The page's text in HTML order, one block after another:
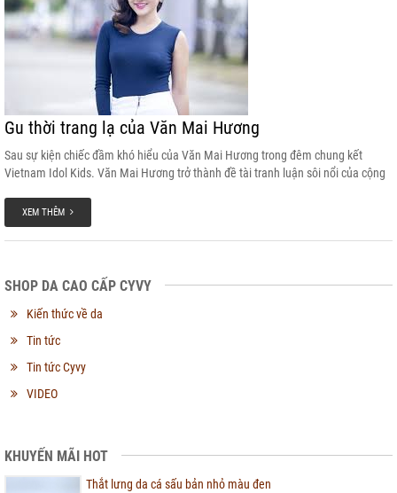
Gu thời trang lạ của Văn Mai Hương
Sau sự kiện chiếc đầm khó hiểu của Văn Mai Hương trong đêm chung kết
Vietnam Idol Kids. Văn Mai Hương trở thành đề tài tranh luận sôi nổi của cộng
XEM THÊM
SHOP DA CAO CẤP CYVY
Kiến thức về da
Tin tức
Tin tức Cyvy
VIDEO
KHUYẾN MÃI HOT
Thắt lưng da cá sấu bản nhỏ màu đen